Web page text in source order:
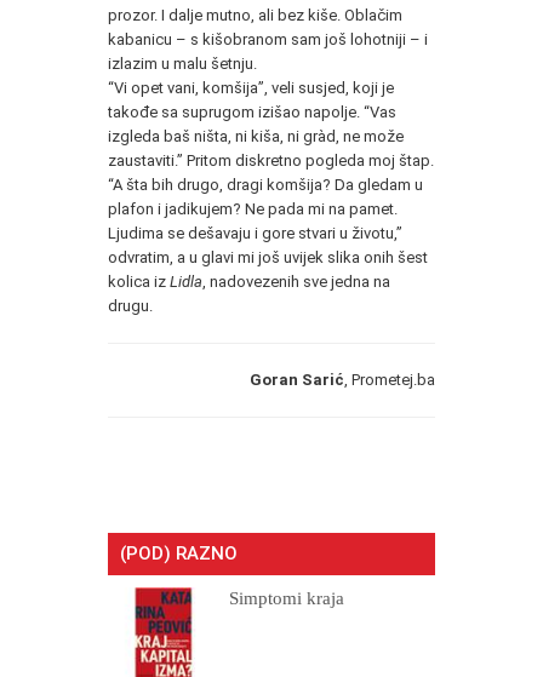
prozor. I dalje mutno, ali bez kiše. Oblačim
kabanicu – s kišobranom sam još lohotniji – i
izlazim u malu šetnju.
“Vi opet vani, komšija”, veli susjed, koji je
takođe sa suprugom izišao napolje. “Vas
izgleda baš ništa, ni kiša, ni gràd, ne može
zaustaviti.” Pritom diskretno pogleda moj štap.
“A šta bih drugo, dragi komšija? Da gledam u
plafon i jadikujem? Ne pada mi na pamet.
Ljudima se dešavaju i gore stvari u životu,”
odvratim, a u glavi mi još uvijek slika onih šest
kolica iz Lidla , nadovezenih sve jedna na
drugu.
Goran Sarić , Prometej.ba
(POD) RAZNO
Simptomi kraja